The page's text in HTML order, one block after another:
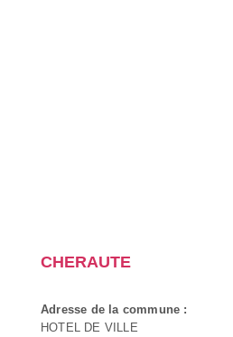
CHERAUTE
Adresse de la commune :
HOTEL DE VILLE